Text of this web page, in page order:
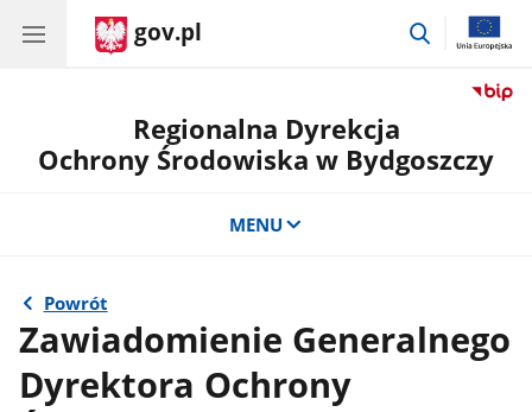
gov.pl
przejdź
Regionalna Dyrekcja
Ochrony Środowiska w Bydgoszczy
MENU
Powrót
Zawiadomienie Generalnego
Dyrektora Ochrony